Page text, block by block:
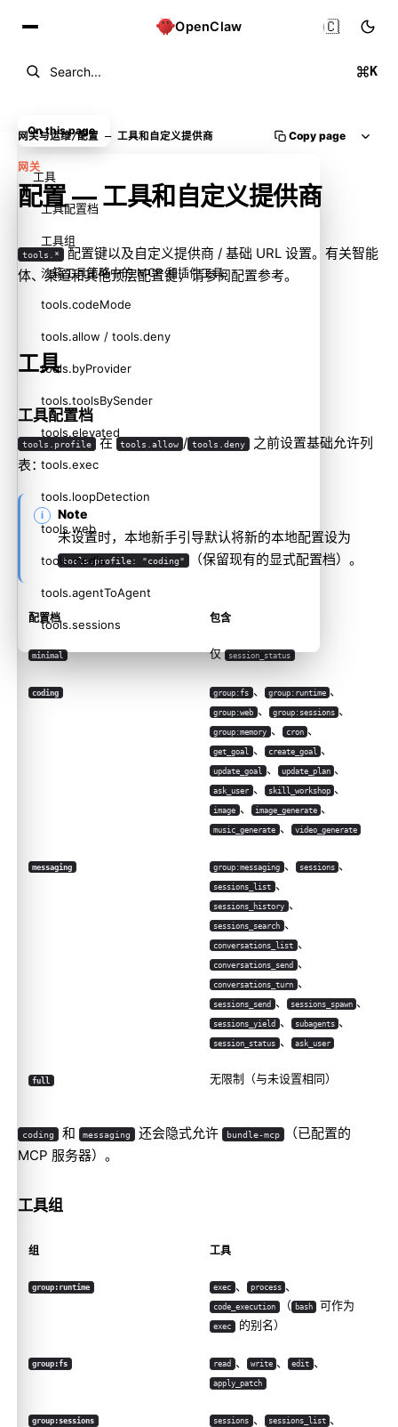
OpenClaw
Search... K
🇨🇳
网关与运维/配置 — 工具和自定义提供商 Copy page
网关
配置 — 工具和自定义提供商
tools.* 配置键以及自定义提供商 / 基础 URL 设置。有关智能
体、渠道和其他顶层配置键，请参阅配置参考。
工具
工具配置档
tools.profile 在 tools.allow / tools.deny 之前设置基础允许列
表：
Note
未设置时，本地新手引导默认将新的本地配置设为
tools.profile: "coding" （保留现有的显式配置档）。
配置档 包含
minimal 仅 session_status
coding group:fs 、 group:runtime 、
group:web 、 group:sessions 、
group:memory 、 cron 、
get_goal 、 create_goal 、
update_goal 、 update_plan 、
ask_user 、 skill_workshop 、
image 、 image_generate 、
music_generate 、 video_generate
messaging group:messaging 、 sessions 、
sessions_list 、
sessions_history 、
sessions_search 、
conversations_list 、
conversations_send 、
conversations_turn 、
sessions_send 、 sessions_spawn 、
sessions_yield 、 subagents 、
session_status 、 ask_user
full 无限制（与未设置相同）
coding 和 messaging 还会隐式允许 bundle-mcp （已配置的
MCP 服务器）。
工具组
组 工具
group:runtime exec 、 process 、
code_execution （ bash 可作为
exec 的别名）
group:fs read 、 write 、 edit 、
apply_patch
group:sessions sessions 、 sessions_list 、
On this page
工具
工具配置档
工具组
沙箱工具策略中的 MCP 和插件工具
tools.codeMode
tools.allow / tools.deny
tools.byProvider
tools.toolsBySender
tools.elevated
tools.exec
tools.loopDetection
tools.web
tools.media
tools.agentToAgent
tools.sessions
tools.sessions_spawn
tools.experimental